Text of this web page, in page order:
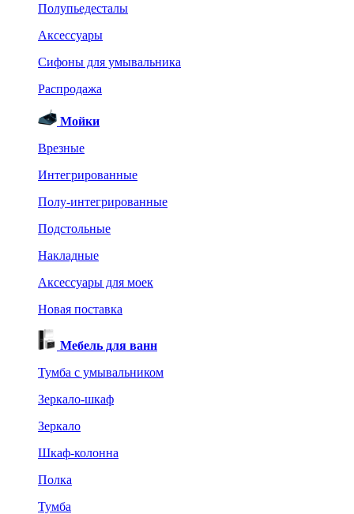
Полупьедесталы
Аксессуары
Сифоны для умывальника
Распродажа
Мойки
Врезные
Интегрированные
Полу-интегрированные
Подстольные
Накладные
Аксессуары для моек
Новая поставка
Мебель для ванн
Тумба с умывальником
Зеркало-шкаф
Зеркало
Шкаф-колонна
Полка
Тумба